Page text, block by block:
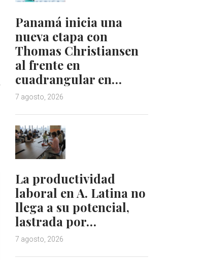
Panamá inicia una
nueva etapa con
Thomas Christiansen
al frente en
cuadrangular en…
7 agosto, 2026
La productividad
laboral en A. Latina no
llega a su potencial,
lastrada por…
7 agosto, 2026